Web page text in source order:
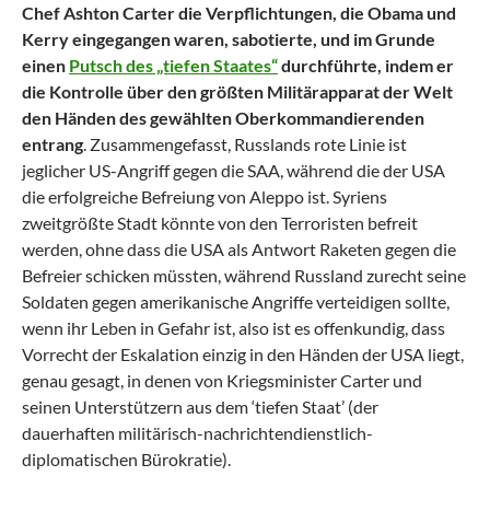
Chef Ashton Carter die Verpflichtungen, die Obama und
Kerry eingegangen waren, sabotierte, und im Grunde
einen Putsch des „tiefen Staates“durchführte, indem er
die Kontrolle über den größten Militärapparat der Welt
den Händen des gewählten Oberkommandierenden
entrang. Zusammengefasst, Russlands rote Linie ist
jeglicher US-Angriff gegen die SAA, während die der USA
die erfolgreiche Befreiung von Aleppo ist. Syriens
zweitgrößte Stadt könnte von den Terroristen befreit
werden, ohne dass die USA als Antwort Raketen gegen die
Befreier schicken müssten, während Russland zurecht seine
Soldaten gegen amerikanische Angriffe verteidigen sollte,
wenn ihr Leben in Gefahr ist, also ist es offenkundig, dass
Vorrecht der Eskalation einzig in den Händen der USA liegt,
genau gesagt, in denen von Kriegsminister Carter und
seinen Unterstützern aus dem ‘tiefen Staat’ (der
dauerhaften militärisch-nachrichtendienstlich-
diplomatischen Bürokratie).